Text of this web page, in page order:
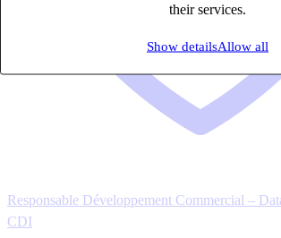
their services.
Show detailsAllow all
Responsable Développement Commercial –
CDI